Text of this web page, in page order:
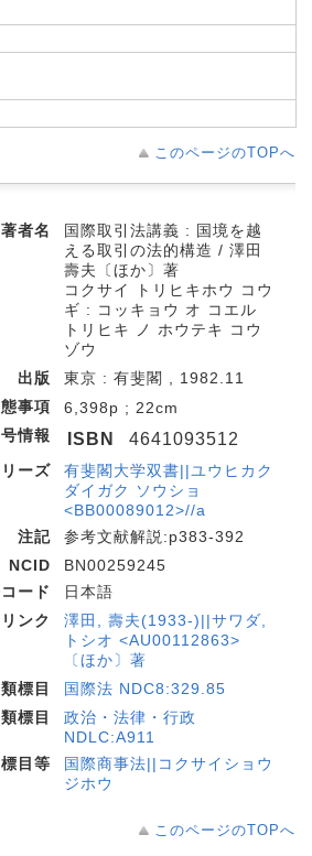
このページのTOPへ
者名
国際取引法講義 : 国境を越
える取引の法的構造 / 澤田
壽夫〔ほか〕著
コクサイ トリヒキホウ コウ
ギ : コッキョウ オ コエル
トリヒキ ノ ホウテキ コウ
ゾウ
出版
東京 : 有斐閣 , 1982.11
事項
6,398p ; 22cm
情報
ISBN 4641093512
ーズ
有斐閣大学双書||ユウヒカク
ダイガク ソウショ
<BB00089012>//a
注記
参考文献解説:p383-392
NCID
BN00259245
ード
日本語
ンク
澤田, 壽夫(1933-)||サワダ,
トシオ <AU00112863>
〔ほか〕著
標目
国際法 NDC8:329.85
標目
政治・法律・行政
NDLC:A911
目等
国際商事法||コクサイショウ
ジホウ
このページのTOPへ